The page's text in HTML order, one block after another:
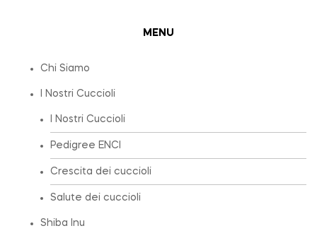
MENU
Chi Siamo
I Nostri Cuccioli
I Nostri Cuccioli
Pedigree ENCI
Crescita dei cuccioli
Salute dei cuccioli
Shiba Inu